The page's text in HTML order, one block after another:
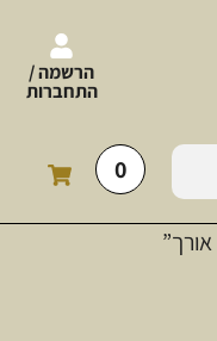
הרשמה /
התחברות
0